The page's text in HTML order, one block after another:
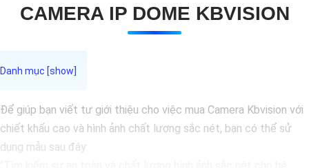
CAMERA IP DOME KBVISION
Để giúp bạn viết tư giới thiệu cho việc mua Camera Kbvision với
chiết khấu cao và hình ảnh chất lượng sắc nét, bạn có thể sử
dụng mẫu sau đây: